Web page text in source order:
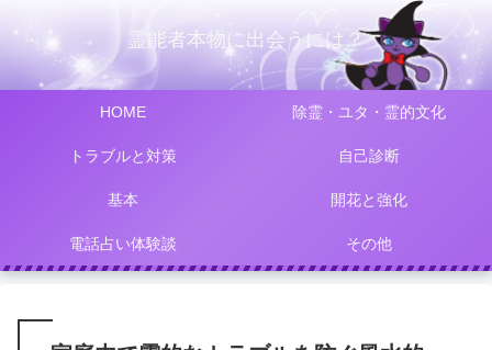
霊能者本物に出会うには？
HOME 除霊・ユタ・霊的文化
トラブルと対策 自己診断
基本 開花と強化
電話占い体験談 その他